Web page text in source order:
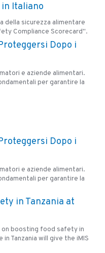
in Italiano
della sicurezza alimentare
Compliance Scorecard".
Dopo i
e aziende alimentari.
per garantire la
Dopo i
e aziende alimentari.
per garantire la
in Tanzania at
on boosting food safety in
Tanzania will give the iMIS